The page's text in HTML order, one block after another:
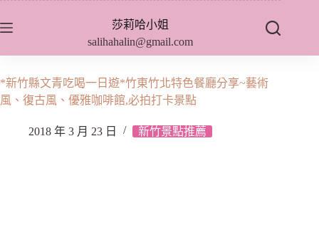
至
內
容
莎莉哈小姐
salihahalin@gmail.com
*新竹縣文青吃喝一日遊*竹東竹北特色餐廳分享~藝術
風、復古風、優雅咖啡館,必拍打卡景點
2018 年 3 月 23 日 新竹景點推薦